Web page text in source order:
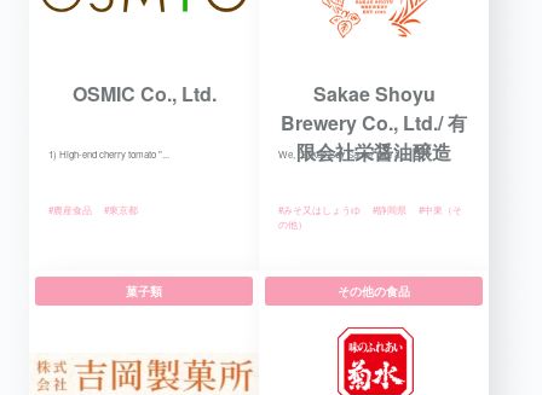
OSMIC Co., Ltd.
1) High-end cherry tomato "...
#農産食品 #東京都
Sakae Shoyu
Brewery Co., Ltd./ 有
限会社栄醤油醸造
We, “Sakae Soy Sauce” are a...
#みそ又はしょうゆ #静岡県
#中東（そ
の他）
菓子類 その他の食品